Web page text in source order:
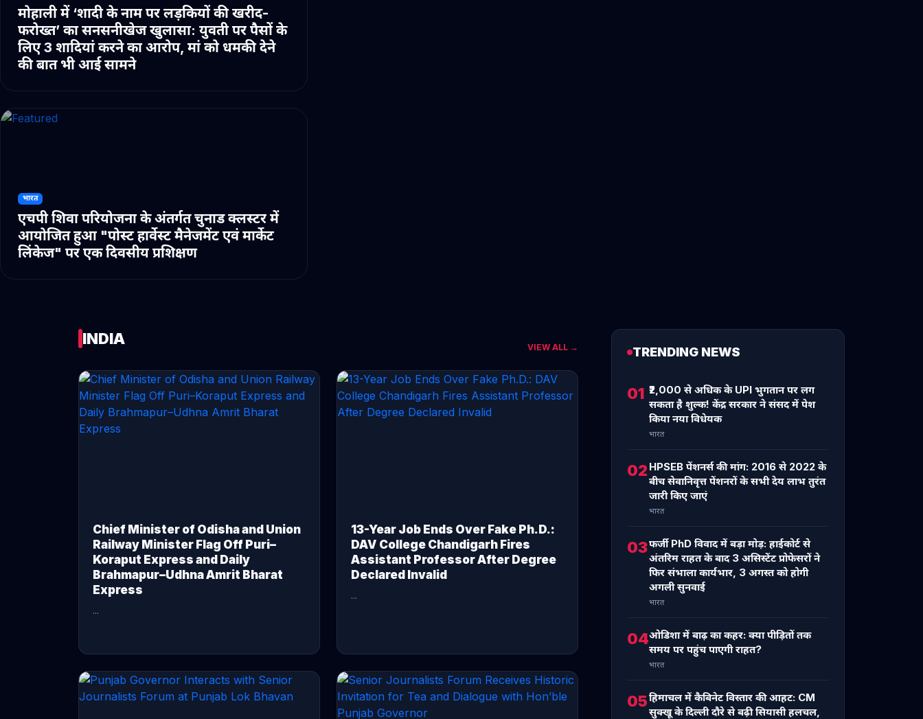
मोहाली में ‘शादी के नाम पर लड़कियों की खरीद-
फरोख्त’ का सनसनीखेज खुलासा: युवती पर पैसों के
लिए 3 शादियां करने का आरोप, मां को धमकी देने
की बात भी आई सामने
भारत
एचपी शिवा परियोजना के अंतर्गत चुनाड क्लस्टर में
आयोजित हुआ "पोस्ट हार्वेस्ट मैनेजमेंट एवं मार्केट
लिंकेज" पर एक दिवसीय प्रशिक्षण
INDIA VIEW ALL →
Chief Minister of Odisha and Union
Railway Minister Flag Off Puri–
Koraput Express and Daily
Brahmapur–Udhna Amrit Bharat
Express
...
13-Year Job Ends Over Fake Ph.D.:
DAV College Chandigarh Fires
Assistant Professor After Degree
Declared Invalid
...
TRENDING NEWS
01 ₹2,000 से अधिक के UPI भुगतान पर लग
सकता है शुल्क! केंद्र सरकार ने संसद में पेश
किया नया विधेयक
भारत
02 HPSEB पेंशनर्स की मांग: 2016 से 2022 के
बीच सेवानिवृत्त पेंशनरों के सभी देय लाभ तुरंत
जारी किए जाएं
भारत
03फर्जी PhD विवाद में बड़ा मोड़: हाईकोर्ट से
अंतरिम राहत के बाद 3 असिस्टेंट प्रोफेसरों ने
फिर संभाला कार्यभार, 3 अगस्त को होगी
अगली सुनवाई
भारत
04ओडिशा में बाढ़ का कहर: क्या पीड़ितों तक
समय पर पहुंच पाएगी राहत?
भारत
05हिमाचल में कैबिनेट विस्तार की आहट: CM
सुक्खू के दिल्ली दौरे से बढ़ी सियासी हलचल,